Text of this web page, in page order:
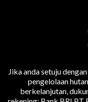
Jika anda setuju
pengelolaan
berkelanjutan,